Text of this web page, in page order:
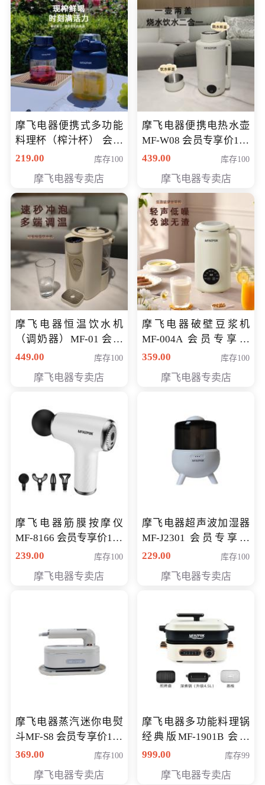
摩飞电器便携式多功能
料理杯（榨汁杯） 会员
专享价118元
219.00 库存100
摩飞电器专卖店
摩飞电器便携电热水壶
MF-W08 会员专享价198
元
439.00 库存100
摩飞电器专卖店
摩飞电器恒温饮水机
（调奶器）MF-01 会员
专享价366元
449.00 库存100
摩飞电器专卖店
摩飞电器破壁豆浆机
MF-004A 会员专享价
168元
359.00 库存100
摩飞电器专卖店
摩飞电器筋膜按摩仪
MF-8166 会员专享价168
元
239.00 库存100
摩飞电器专卖店
摩飞电器超声波加湿器
MF-J2301 会员专享价
168元
229.00 库存100
摩飞电器专卖店
摩飞电器蒸汽迷你电熨
斗MF-S8 会员专享价168
元
369.00 库存100
摩飞电器专卖店
摩飞电器多功能料理锅
经典版MF-1901B 会员
专享价399元
999.00 库存99
摩飞电器专卖店